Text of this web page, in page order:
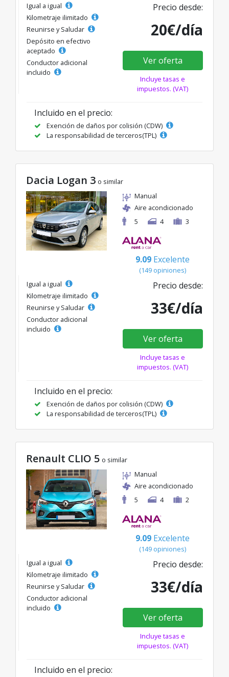
Igual a igual
Kilometraje ilimitado
Reunirse y Saludar
Depósito en efectivo
aceptado
Conductor adicional
incluido
Precio desde:
20€/día
Ver oferta
Incluye tasas e
impuestos. (VAT)
Incluido en el precio:
Exención de daños por colisión (CDW)
La responsabilidad de terceros(TPL)
Dacia Logan 3 o similar
Manual
Aire acondicionado
5
4 3
9.09 Excelente
(149 opiniones)
Igual a igual
Kilometraje ilimitado
Reunirse y Saludar
Conductor adicional
incluido
Precio desde:
33€/día
Ver oferta
Incluye tasas e
impuestos. (VAT)
Incluido en el precio:
Exención de daños por colisión (CDW)
La responsabilidad de terceros(TPL)
Renault CLIO 5 o similar
Manual
Aire acondicionado
5
4 2
9.09 Excelente
(149 opiniones)
Igual a igual
Kilometraje ilimitado
Reunirse y Saludar
Conductor adicional
incluido
Precio desde:
33€/día
Ver oferta
Incluye tasas e
impuestos. (VAT)
Incluido en el precio: